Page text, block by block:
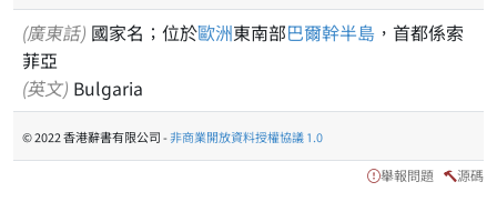
(廣東話) 國家名；位於歐洲東南部巴爾幹半島 ，首都係索
菲亞
(英文) Bulgaria
© 2022 香港辭書有限公司 -非商業開放資料授權協議 1.0
舉報問題 源碼